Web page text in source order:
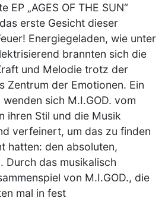
„AGES OF THE SUN“
erste Gesicht dieser
Energiegeladen, wie unter
brannten sich die
und Melodie trotz der
Zentrum der Emotionen. Ein
sich M.I.GOD. vom
ihren Stil und die Musik
verfeinert, um das zu finden
hatten: den absoluten,
Durch das musikalisch
von M.I.GOD., die
mal in fest